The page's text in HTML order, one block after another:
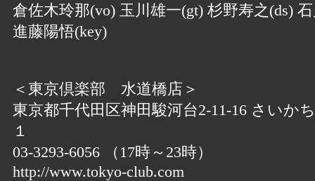
倉佐木玲那(vo) 玉川雄一(gt) 杉野寿之(ds)
進藤陽悟(key)
＜東京倶楽部 水道橋店＞
東京都千代田区神田駿河台2-11-16 さいか
１
03-3293-6056 （17時～23時）
http://www.tokyo-club.com